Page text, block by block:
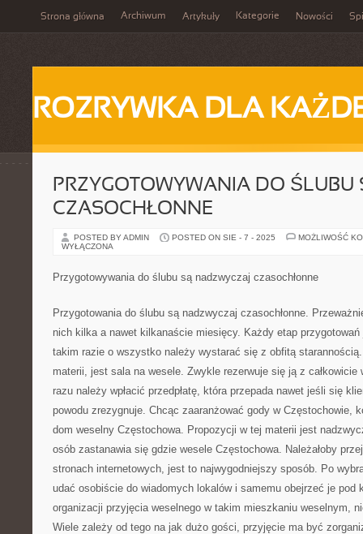
Strona główna Archiwum Artykuły Kategorie Nowości
ROZRYWKA DLA
PRZYGOTOWYWANIA DO ŚLUBU
CZASOCHŁONNE
POSTED BY ADMIN POSTED ON SIE - 7 - 2025
MOŻLIWOŚĆ
WYŁĄCZONA
Przygotowywania do ślubu są nadzwyczaj czasochłonne
Przygotowania do ślubu są nadzwyczaj czasochłonne.
nich kilka a nawet kilkanaście miesięcy. Każdy etap przygotowań
takim razie o wszystko należy wystarać się z obfitą
materii, jest sala na wesele. Zwykle rezerwuje się ją z
razu należy wpłacić przedpłatę, która przepada nawet jeśli się
powodu zrezygnuje. Chcąc zaaranżować gody w Częstochowie,
dom weselny Częstochowa. Propozycji w tej materii jest
osób zastanawia się gdzie wesele Częstochowa. Należałoby
stronach internetowych, jest to najwygodniejszy sposób. Po
udać osobiście do wiadomych lokalów i samemu obejrzeć je pod
organizacji przyjęcia weselnego w takim mieszkaniu weselnym,
Wiele zależy od tego na jak dużo gości, przyjęcie ma być